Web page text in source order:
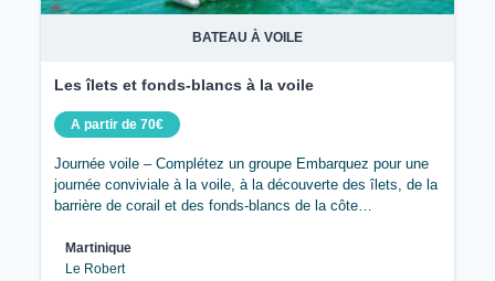
BATEAU À VOILE
Les îlets et fonds-blancs à la voile
A partir de 70€
Journée voile – Complétez un groupe Embarquez pour une
journée conviviale à la voile, à la découverte des îlets, de la
barrière de corail et des fonds-blancs de la côte…
Martinique
Le Robert